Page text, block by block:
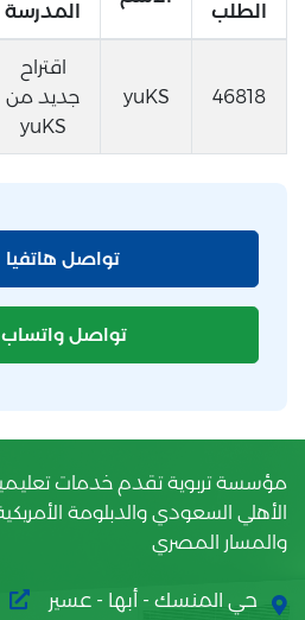
الطلب
المدرسة
46818
yuKS
اقتراح
جديد من
yuKS
تواصل هاتفيا
تواصل واتساب
مؤسسة تربوية تقدم خدمات
الأهلي السعودي والدبلومة
والمسار المصري
حي المنسك - أبها - عسير